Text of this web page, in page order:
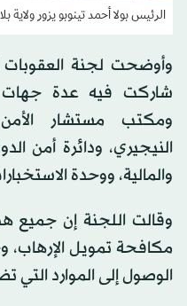
الرئيس بولا أحمد تينوبو يزور ولاية
وأوضحت لجنة العقوبات
شاركت فيه عدة جهات
ومكتب مستشار
النيجيري، ودائرة أمن
والمالية، ووحدة
وقالت اللجنة إن جميع
مكافحة تمويل الإرهاب،
الوصول إلى الموارد التي